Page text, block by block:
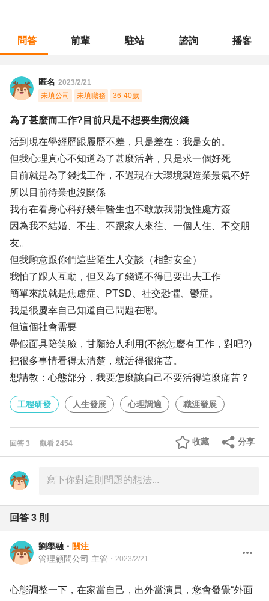
問答 前輩 駐站 諮詢 播客
匿名 2023/2/21
未填公司
未填職務 36-40歲
為了甚麼而工作?目前只是不想要生病沒錢
活到現在學經歷跟履歷不差，只是差在：我是女的。
但我心理真心不知道為了甚麼活著，只是求一個好死
目前就是為了錢找工作，不過現在大環境製造業景氣不好
所以目前待業也沒關係
我有在看身心科好幾年醫生也不敢放我開慢性處方簽
因為我不結婚、不生、不跟家人來往、一個人住、不交朋
友。
但我願意跟你們這些陌生人交談（相對安全）
我怕了跟人互動，但又為了錢逼不得已要出去工作
簡單來說就是焦慮症、PTSD、社交恐懼、鬱症。
我是很慶幸自己知道自己問題在哪。
但這個社會需要
帶假面具陪笑臉，甘願給人利用(不然怎麼有工作，對吧?)
把很多事情看得太清楚，就活得很痛苦。
想請教：心態部分，我要怎麼讓自己不要活得這麼痛苦？
工程研發 人生發展 心理調適 職涯發展
回答 3 觀看 2454 分享
收藏
回答 3 則
劉學融 ・ 關注
管理顧問公司 主管 ・ 2023/2/21
心態調整一下，在家當自己，出外當演員，您會發覺“外面